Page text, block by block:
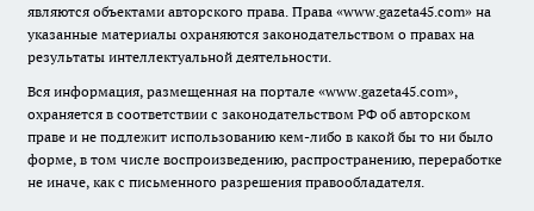
являются объектами авторского права. Права «www.gazeta45.com» на
указанные материалы охраняются законодательством о правах на
результаты интеллектуальной деятельности.
Вся информация, размещенная на портале «www.gazeta45.com»,
охраняется в соответствии с законодательством РФ об авторском
праве и не подлежит использованию кем-либо в какой бы то ни было
форме, в том числе воспроизведению, распространению, переработке
не иначе, как с письменного разрешения правообладателя.